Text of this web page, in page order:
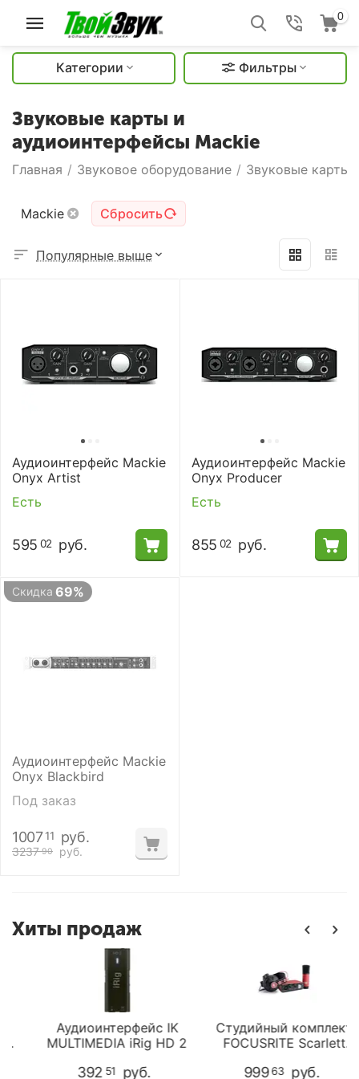
0
Категории Фильтры
Звуковые карты и
аудиоинтерфейсы Mackie
Главная / Звуковое оборудование / Звуковые карты
Mackie Сбросить
Популярные выше
Аудиоинтерфейс Mackie
Onyx Artist
Есть
595 02 руб.
Аудиоинтерфейс Mackie
Onyx Producer
Есть
855 02 руб.
Скидка 69%
Аудиоинтерфейс Mackie
Onyx Blackbird
Под заказ
3237 90 руб.
100711 руб.
Хиты продаж
Аудиоинтерфейс IK
MULTIMEDIA iRig HD 2
39251 руб.
Студийный комплект
FOCUSRITE Scarlett
99963 руб.